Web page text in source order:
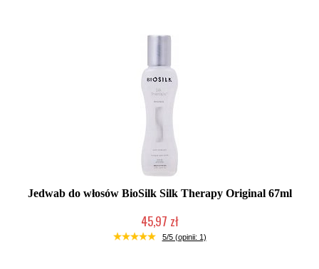
Jedwab do włosów BioSilk Silk Therapy Original 67ml
45,97 zł
Duża ilość (wysyłka w 24h)
5/5 (opinii: 1)